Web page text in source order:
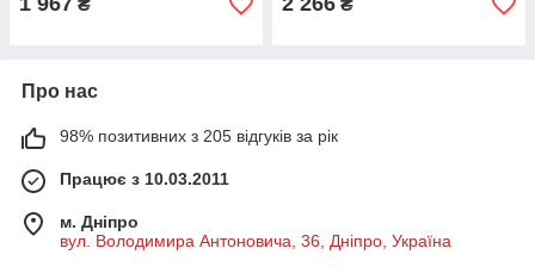
₴ ₴
Про нас
98% позитивних з 205 відгуків за рік
Працює з 10.03.2011
м. Дніпро
вул. Володимира Антоновича, 36, Дніпро, Україна